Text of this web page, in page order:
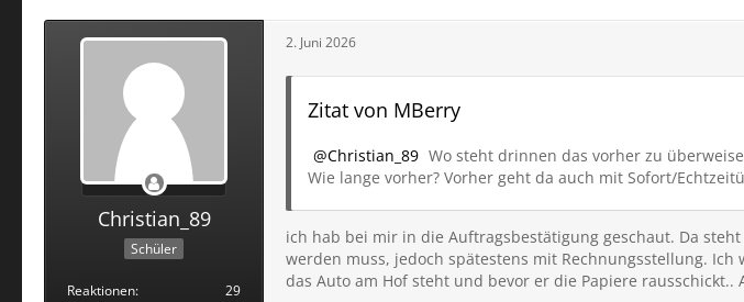
Christian_89
Schüler
Reaktionen
29
2. Juni 2026
Zitat von MBerry
Christian_89 Wo steht drinnen das vorher zu
Wie lange vorher? Vorher geht da auch mit Sofort/
ich hab bei mir in die Auftragsbestätigung geschaut. Da
werden muss, jedoch spätestens mit Rechnungsstellung.
das Auto am Hof steht und bevor er die Papiere